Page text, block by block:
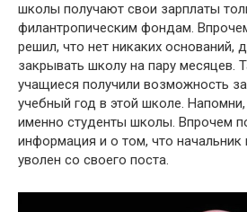
школы получают свои зарплаты
филантропическим фондам.
решил, что нет никаких оснований,
закрывать школу на пару месяцев.
учащиеся получили возможность
учебный год в этой школе.
именно студенты школы. Впрочем
информация и о том, что
уволен со своего поста.